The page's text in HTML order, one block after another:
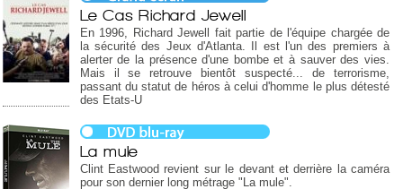
Le Cas Richard Jewell
En 1996, Richard Jewell fait partie de l'équipe chargée de
la sécurité des Jeux d'Atlanta. Il est l'un des premiers à
alerter de la présence d'une bombe et à sauver des vies.
Mais il se retrouve bientôt suspecté... de terrorisme,
passant du statut de héros à celui d'homme le plus détesté
des Etats-U
La mule
Clint Eastwood revient sur le devant et derrière la caméra
pour son dernier long métrage "La mule".